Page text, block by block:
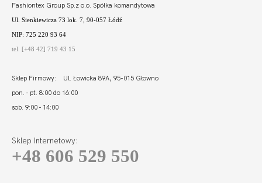
COTTON FLOWER
Fashiontex Group Sp.z o.o. Spółka komandytowa
Ul. Sienkiewicza 73 lok. 7, 90-057 Łódź
NIP: 725 220 93 64
tel. [+48 42] 719 43 15
Sklep Firmowy: Ul. Łowicka 89A, 95-015 Głowno
pon. - pt. 8:00 do 16:00
sob. 9:00 - 14:00
Sklep Internetowy:
+48 606 529 550